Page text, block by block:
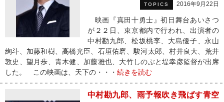
TOPICS 2016年9月22日
映画『真田十勇士』初日舞台あいさつ
が２２日、東京都内で行われ、出演者の
中村勘九郎、松坂桃李、大島優子、永山
絢斗、加藤和樹、高橋光臣、石垣佑磨、駿河太郎、村井良大、荒井
敦史、望月歩、青木健、加藤雅也、大竹しのぶと堤幸彦監督が出席
した。 この映画は、天下の・・・ 続きを読む
中村勘九郎、雨予報吹き飛ばす青空